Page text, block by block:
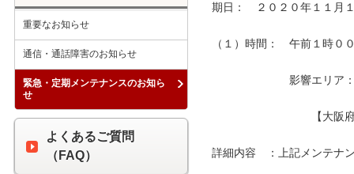
期日：　２０２０年１１月
（１）時間：　午前１時０
影響エリア：　下記
【大阪
詳細内容　：上記メンテナ
重要なお知らせ
通信・通話障害のお知らせ
緊急・定期メンテナンスのお知ら
せ
よくあるご質問
（FAQ）